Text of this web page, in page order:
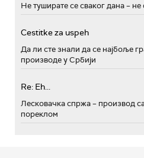
Не туширате се сваког дана – не
Cestitke za uspeh
Да ли сте знали да се најбоље
производе у Србији
Re: Eh...
Лесковачка спржа – производ
пореклом